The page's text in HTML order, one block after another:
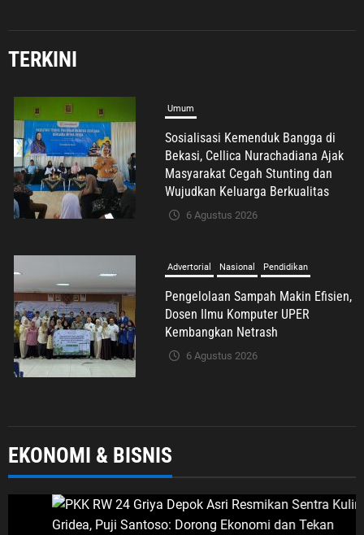
TERKINI
Umum
Sosialisasi Kemenduk Bangga di
Bekasi, Cellica Nurachadiana Ajak
Masyarakat Cegah Stunting dan
Wujudkan Keluarga Berkualitas
6 Agustus 2026
Advertorial Nasional Pendidikan
Pengelolaan Sampah Makin Efisien,
Dosen Ilmu Komputer UPER
Kembangkan Netrash
6 Agustus 2026
Polda Metro Jaya Gelar Seminar
Hukum Bahas Perluasan Objek
Praperadilan dalam KUHAP Baru
EKONOMI & BISNIS